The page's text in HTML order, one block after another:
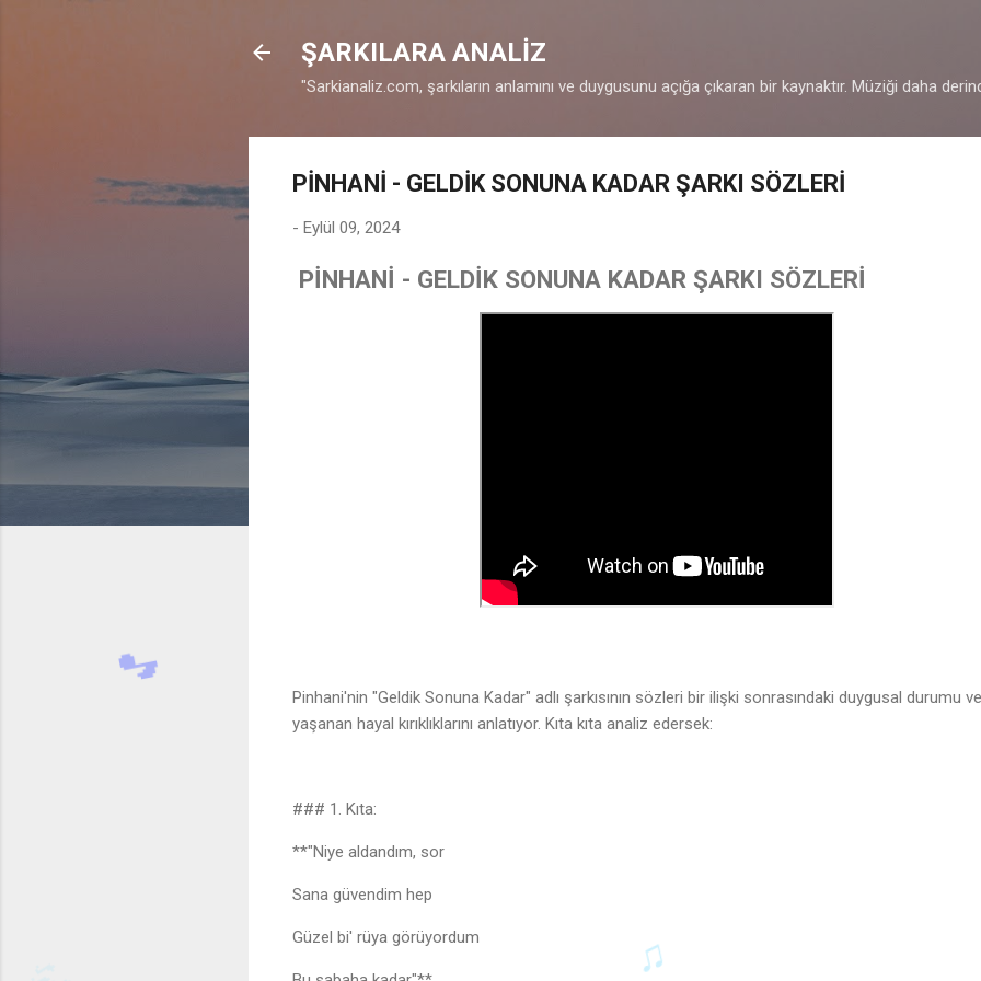
ŞARKILARA ANALİZ
"Sarkianaliz.com, şarkıların anlamını ve duygusunu açığa çıkaran bir kaynaktır. Müziği daha
PİNHANİ - GELDİK SONUNA KADAR ŞARKI SÖZLERİ
- Eylül 09, 2024
PİNHANİ - GELDİK SONUNA KADAR ŞARKI SÖZLERİ
Pinhani'nin "Geldik Sonuna Kadar" adlı şarkısının sözleri bir ilişki sonrasındaki duygusal durumu ve
yaşanan hayal kırıklıklarını anlatıyor. Kıta kıta analiz edersek:
### 1. Kıta:
**"Niye aldandım, sor
Sana güvendim hep
Güzel bi' rüya görüyordum